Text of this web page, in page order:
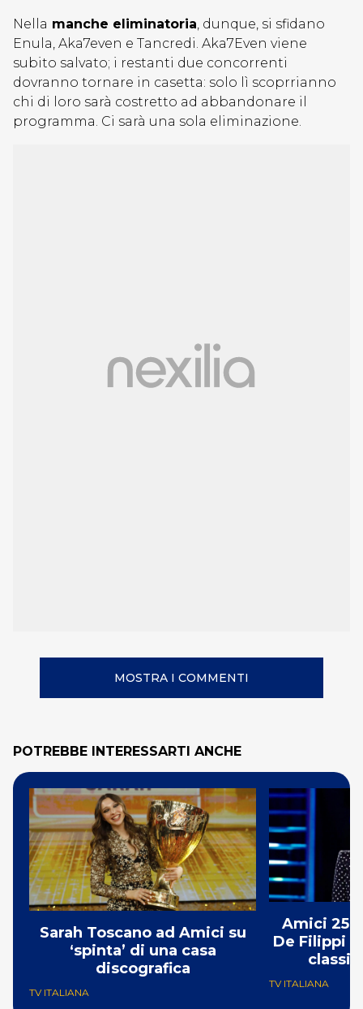
Nella manche eliminatoria, dunque, si sfidano
Enula, Aka7even e Tancredi. Aka7Even viene
subito salvato; i restanti due concorrenti
dovranno tornare in casetta: solo lì scoprrianno
chi di loro sarà costretto ad abbandonare il
programma. Ci sarà una sola eliminazione.
MOSTRA I COMMENTI
POTREBBE INTERESSARTI ANCHE
Sarah Toscano ad Amici su
‘spinta’ di una casa
discografica
TV ITALIANA
Amici 25:
De Filippi
TV ITALIANA